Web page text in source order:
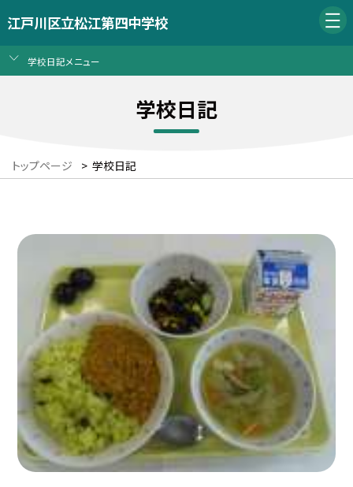
江戸川区立松江第四中学校
学校日記メニュー
学校日記
トップページ > 学校日記